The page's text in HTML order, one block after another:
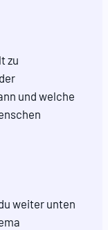
zu
und welche
weiter unten